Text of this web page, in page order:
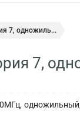
7, одножиль...
7,